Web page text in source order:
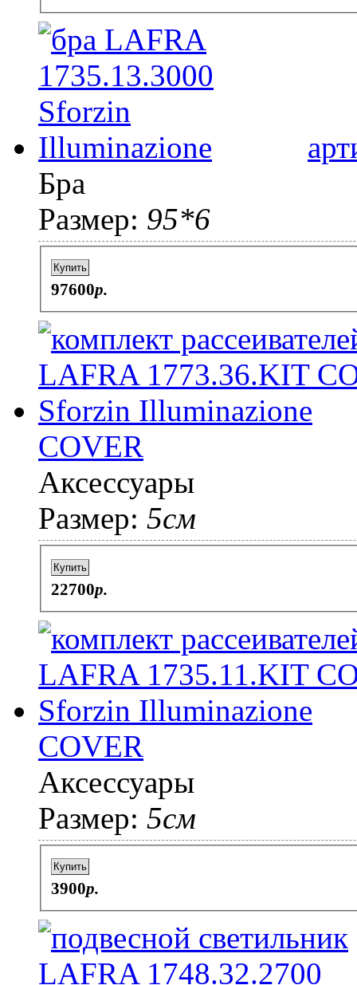
Бра
Размер: 95*6
Купить
97600p.
COVER
Аксессуары
Размер: 5см
Купить
22700p.
COVER
Аксессуары
Размер: 5см
Купить
3900p.